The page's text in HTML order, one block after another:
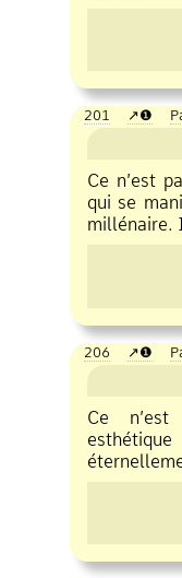
201 ❶
Ce n’est
qui se
millénaire.
206 ❶
Ce n’est